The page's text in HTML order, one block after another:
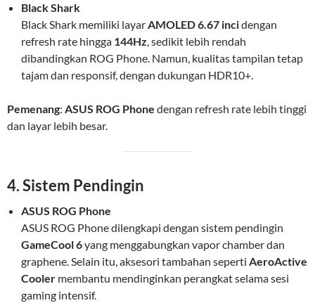
Black Shark
Black Shark memiliki layarAMOLED 6.67 incidengan
refresh rate hingga 144Hz, sedikit lebih rendah
dibandingkan ROG Phone. Namun, kualitas tampilan tetap
tajam dan responsif, dengan dukungan HDR10+.
Pemenang: ASUS ROG Phone dengan refresh rate lebih tinggi
dan layar lebih besar.
4. Sistem Pendingin
ASUS ROG Phone
ASUS ROG Phone dilengkapi dengan sistem pendingin
GameCool 6yang menggabungkan vapor chamber dan
graphene. Selain itu, aksesori tambahan seperti AeroActive
Cooler membantu mendinginkan perangkat selama sesi
gaming intensif.